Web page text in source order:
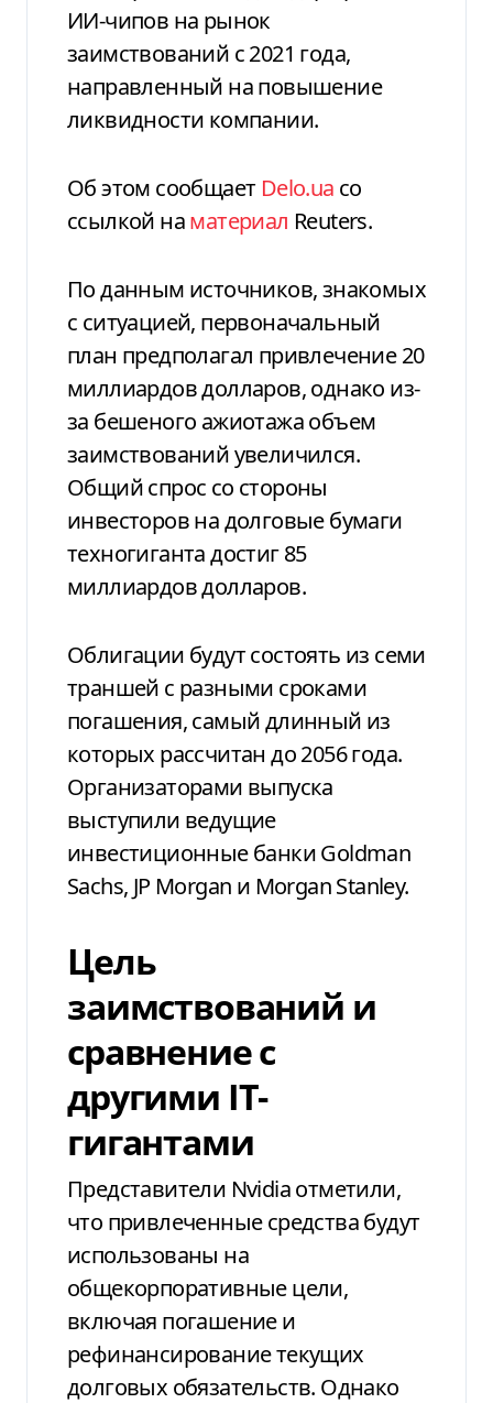
ИИ-чипов на рынок
заимствований с 2021 года,
направленный на повышение
ликвидности компании.
Об этом сообщает Delo.ua со
ссылкой наматериал Reuters.
По данным источников, знакомых
с ситуацией, первоначальный
план предполагал привлечение 20
миллиардов долларов, однако из-
за бешеного ажиотажа объем
заимствований увеличился.
Общий спрос со стороны
инвесторов на долговые бумаги
техногиганта достиг 85
миллиардов долларов.
Облигации будут состоять из семи
траншей с разными сроками
погашения, самый длинный из
которых рассчитан до 2056 года.
Организаторами выпуска
выступили ведущие
инвестиционные банки Goldman
Sachs, JP Morgan и Morgan Stanley.
Цель
заимствований и
сравнение с
другими IT-
гигантами
Представители Nvidia отметили,
что привлеченные средства будут
использованы на
общекорпоративные цели,
включая погашение и
рефинансирование текущих
долговых обязательств. Однако